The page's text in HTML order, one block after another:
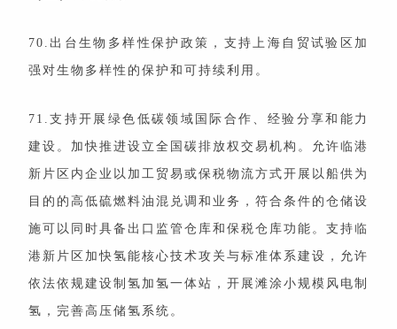
70.出台生物多样性保护政策，支持上海自贸试验区加
强对生物多样性的保护和可持续利用。
71.支持开展绿色低碳领域国际合作、经验分享和能力
建设。加快推进设立全国碳排放权交易机构。允许临港
新片区内企业以加工贸易或保税物流方式开展以船供为
目的的高低硫燃料油混兑调和业务，符合条件的仓储设
施可以同时具备出口监管仓库和保税仓库功能。支持临
港新片区加快氢能核心技术攻关与标准体系建设，允许
依法依规建设制氢加氢一体站，开展滩涂小规模风电制
氢，完善高压储氢系统。